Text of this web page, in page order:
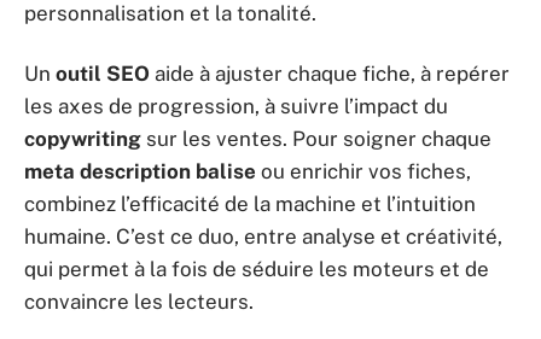
personnalisation et la tonalité.
Un outil SEO aide à ajuster chaque fiche, à repérer
les axes de progression, à suivre l’impact du
copywriting sur les ventes. Pour soigner chaque
meta description balise ou enrichir vos fiches,
combinez l’efficacité de la machine et l’intuition
humaine. C’est ce duo, entre analyse et créativité,
qui permet à la fois de séduire les moteurs et de
convaincre les lecteurs.